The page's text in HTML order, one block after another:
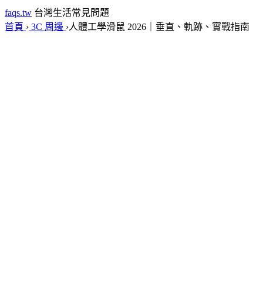
faqs.tw 台灣生活常見問題
首頁 › 3C 周邊 ›人體工學滑鼠 2026｜垂直、軌跡、實戰指南